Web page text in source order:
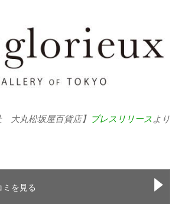
大丸松坂屋百貨店】 プレスリリースより
ミを見る